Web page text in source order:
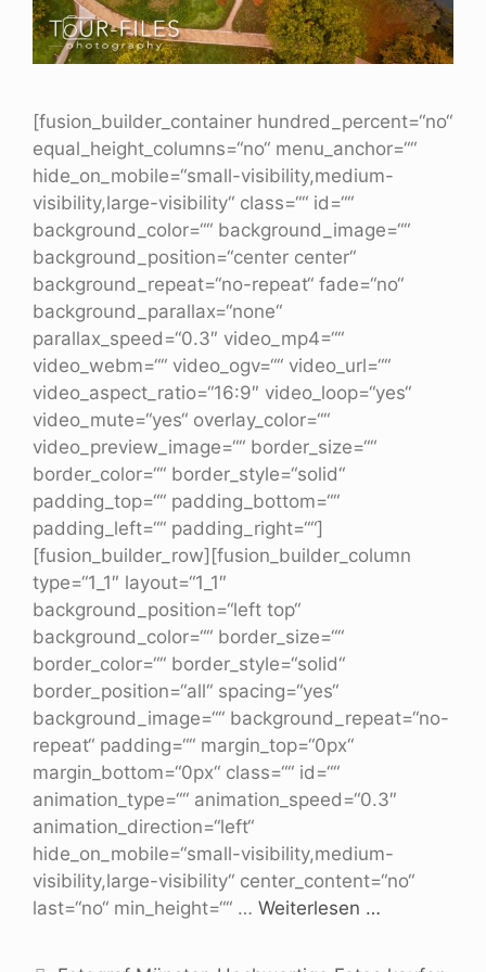
[fusion_builder_container hundred_percent=“no“
equal_height_columns=“no“ menu_anchor=““
hide_on_mobile=“small-visibility,medium-
visibility,large-visibility“ class=““ id=““
background_color=““ background_image=““
background_position=“center center“
background_repeat=“no-repeat“ fade=“no“
background_parallax=“none“
parallax_speed=“0.3″ video_mp4=““
video_webm=““ video_ogv=““ video_url=““
video_aspect_ratio=“16:9″ video_loop=“yes“
video_mute=“yes“ overlay_color=““
video_preview_image=““ border_size=““
border_color=““ border_style=“solid“
padding_top=““ padding_bottom=““
padding_left=““ padding_right=““]
[fusion_builder_row][fusion_builder_column
type=“1_1″ layout=“1_1″
background_position=“left top“
background_color=““ border_size=““
border_color=““ border_style=“solid“
border_position=“all“ spacing=“yes“
background_image=““ background_repeat=“no-
repeat“ padding=““ margin_top=“0px“
margin_bottom=“0px“ class=““ id=““
animation_type=““ animation_speed=“0.3″
animation_direction=“left“
hide_on_mobile=“small-visibility,medium-
visibility,large-visibility“ center_content=“no“
last=“no“ min_height=““ … Weiterlesen …